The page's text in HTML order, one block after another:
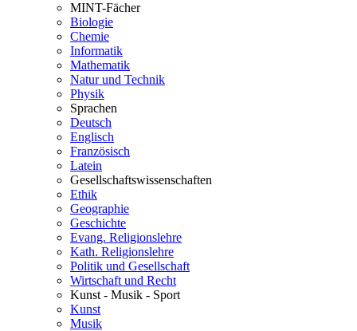
MINT-Fächer
Biologie
Chemie
Informatik
Mathematik
Natur und Technik
Physik
Sprachen
Deutsch
Englisch
Französisch
Latein
Gesellschaftswissenschaften
Ethik
Geographie
Geschichte
Evang. Religionslehre
Kath. Religionslehre
Politik und Gesellschaft
Wirtschaft und Recht
Kunst - Musik - Sport
Kunst
Musik